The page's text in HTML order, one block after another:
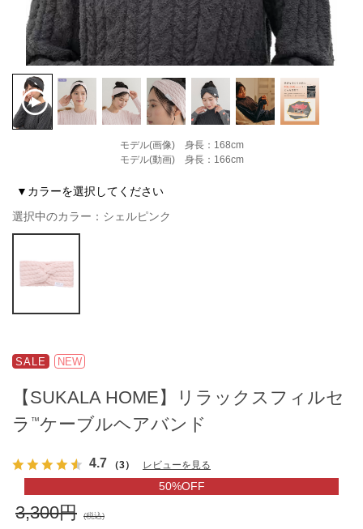
モデル(画像) 身長：168cm
モデル(動画) 身長：166cm
▼カラーを選択してください
選択中のカラー：シェルピンク
SALE NEW
【SUKALA HOME】リラックスフィルセ
ラ ™ケーブルヘアバンド
4.7 （3） レビューを見る
50%OFF
3,300円 (税込)